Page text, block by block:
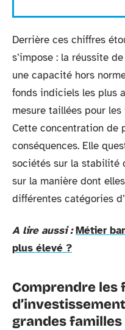
Derrière ces chiffres
s’impose : la réussite
une capacité hors
fonds indiciels les plus
mesure taillées pour
Cette concentration de
conséquences. Elle
sociétés sur la stabilité
sur la manière dont
différentes catégories
A lire aussi : Métier
plus élevé ?
Comprendre les
grandes familles